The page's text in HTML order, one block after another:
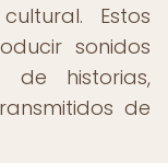
Estos
sonidos
de historias,
de